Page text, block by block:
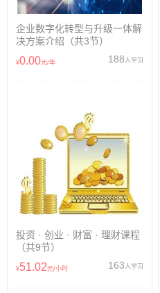
企业数字化转型与升级一体解
决方案介绍（共3节）
¥0.00元/年 188人学习
投资 · 创业 · 财富 · 理财课程
（共9节）
¥51.02元/小时 163人学习